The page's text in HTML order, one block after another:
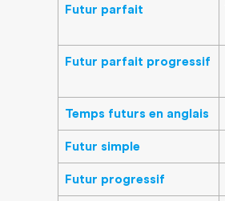
Futur parfait
Futur parfait progressif
Temps futurs en anglais
Futur simple
Futur progressif